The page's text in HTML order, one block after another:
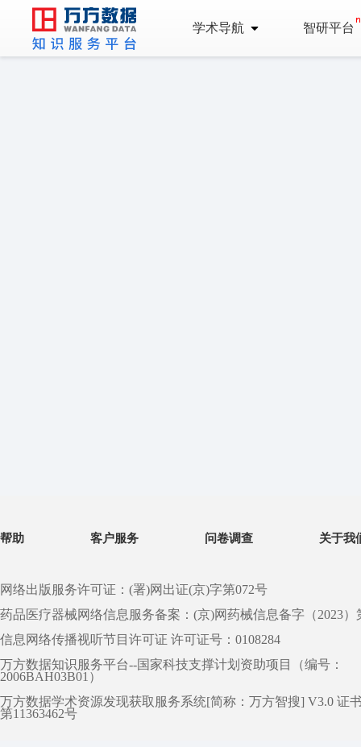
学术导航 智研平台
帮助 客户服务 问卷调查 关于我
网络出版服务许可证：(署)网出证(京)字第072号
药品医疗器械网络信息服务备案：(京)网药械信息备字（2023）
信息网络传播视听节目许可证 许可证号：0108284
万方数据知识服务平台--国家科技支撑计划资助项目（编号：
2006BAH03B01）
万方数据学术资源发现获取服务系统[简称：万方智搜] V3.0 证
第11363462号